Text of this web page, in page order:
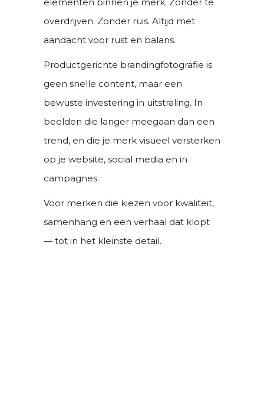
overdrijven. Zonder ruis. Altijd met
aandacht voor rust en balans.
Productgerichte brandingfotografie is
geen snelle content, maar een
bewuste investering in uitstraling. In
beelden die langer meegaan dan een
trend, en die je merk visueel versterken
op je website, social media en in
campagnes.
Voor merken die kiezen voor kwaliteit,
samenhang en een verhaal dat klopt
— tot in het kleinste detail.